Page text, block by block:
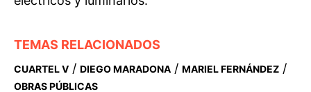
TEMAS RELACIONADOS
CUARTEL V / DIEGO MARADONA / MARIEL FERNÁNDEZ /
OBRAS PÚBLICAS